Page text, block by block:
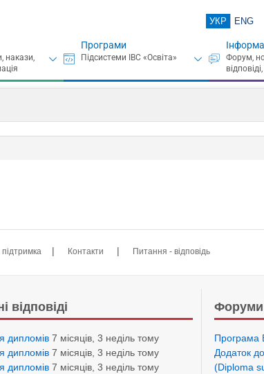
УКР ENG
Програми
підтримка | Контакти | Питання - відповідь
відповіді
дипломів 7 місяців, 3 неділь тому
дипломів 7 місяців, 3 неділь тому
дипломів 7 місяців, 3 неділь тому
Форуми
Програма
Додаток
(Diploma